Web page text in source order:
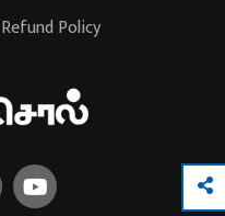
Refund Policy